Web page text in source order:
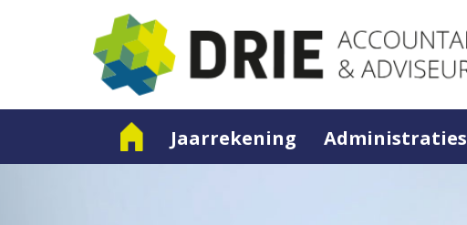
Jaarrekening Administraties